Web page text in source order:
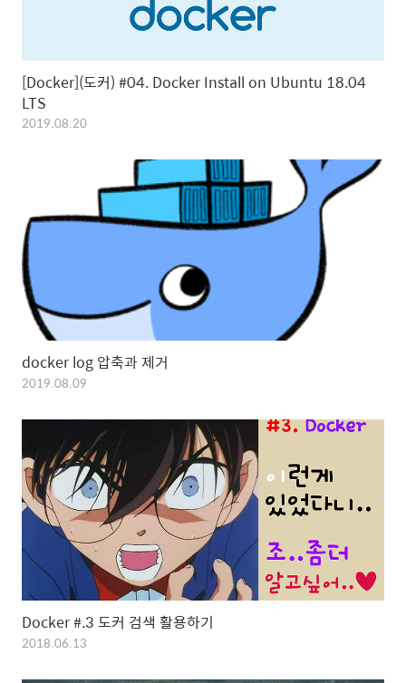
[Docker](도커) #04. Docker Install on Ubuntu 18.04
LTS
2019.08.20
docker log 압축과 제거
2019.08.09
Docker #.3 도커 검색 활용하기
2018.06.13